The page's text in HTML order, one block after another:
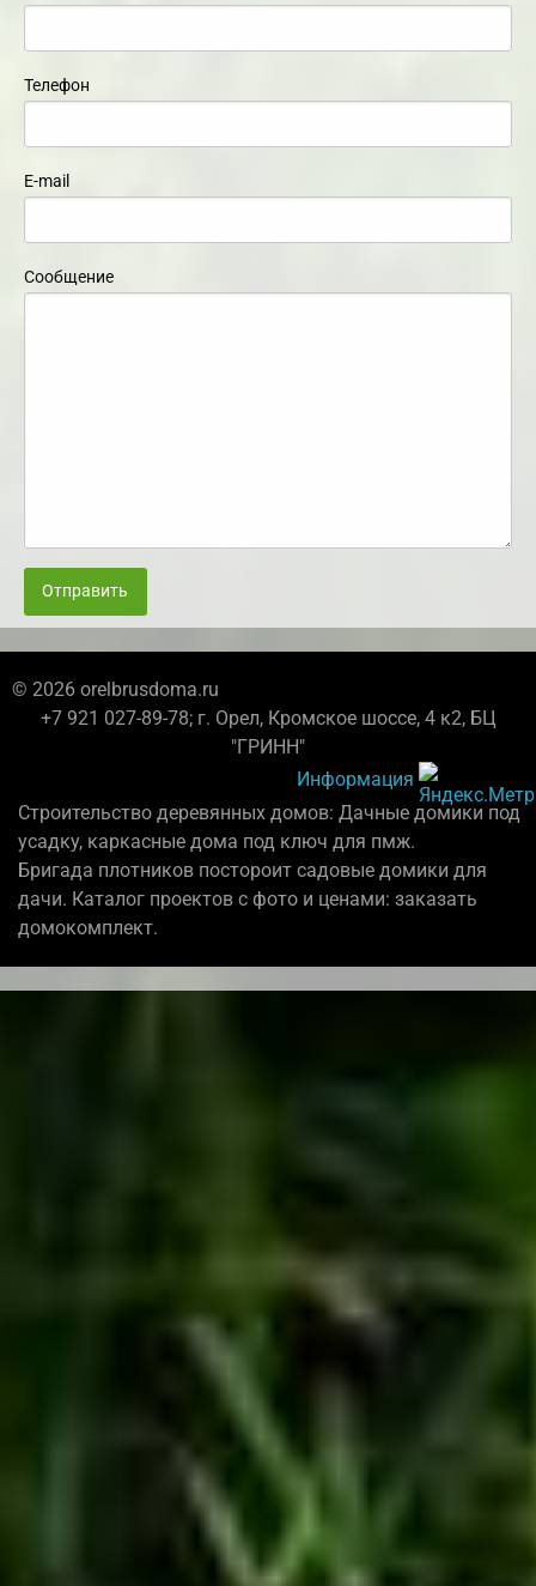
Телефон
E-mail
Сообщение
Отправить
© 2026 orelbrusdoma.ru
+7 921 027-89-78; г. Орел, Кромское шоссе, 4 к2, БЦ
"ГРИНН"
Информация
Строительство деревянных домов: Дачные домики под
усадку, каркасные дома под ключ для пмж.
Бригада плотников постороит садовые домики для
дачи. Каталог проектов с фото и ценами: заказать
домокомплект.